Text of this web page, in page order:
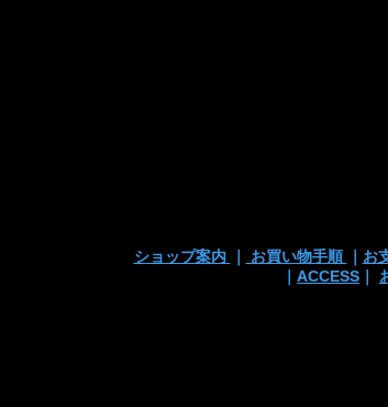
ショップ案内 お買い物手順 お
ACCESS